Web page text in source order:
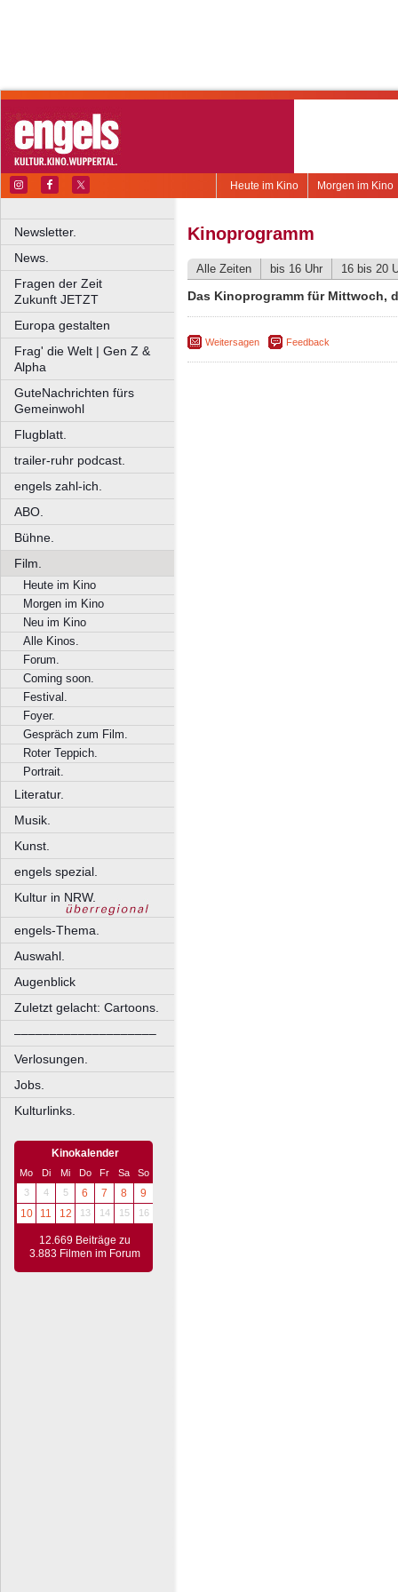
Morgen im Kino
Heute im Kino
Newsletter.
News.
Fragen der Zeit
Zukunft JETZT
Europa gestalten
Frag' die Welt | Gen Z &
Alpha
GuteNachrichten fürs
Gemeinwohl
Flugblatt.
trailer-ruhr podcast.
engels zahl-ich.
ABO.
Bühne.
Film.
Heute im Kino
Morgen im Kino
Neu im Kino
Alle Kinos.
Forum.
Coming soon.
Festival.
Foyer.
Gespräch zum Film.
Roter Teppich.
Portrait.
Literatur.
Musik.
Kunst.
engels spezial.
Kultur in NRW.
engels-Thema.
Auswahl.
Augenblick
Zuletzt gelacht: Cartoons.
––––––––––––––––––––
Verlosungen.
Jobs.
Kulturlinks.
Kinokalender
Mo Di Mi Do Fr Sa
So
3
4 5 6 7 8
9
10
11 12 13 14 15 16
12.669 Beiträge zu
3.883 Filmen im Forum
Kinoprogramm
Alle Zeiten bis 16 Uhr 16 bis 20
Das Kinoprogramm für Mittwoch,
Weitersagen Feedback